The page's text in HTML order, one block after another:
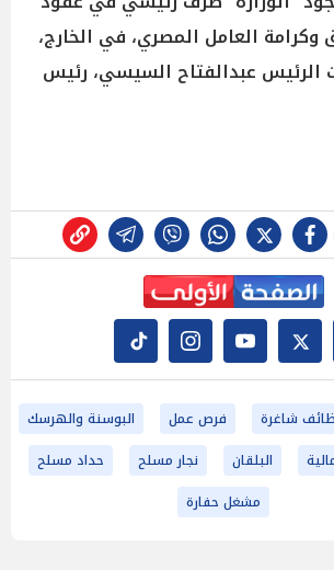
العامل المصري، في الخارج،
الرئيس عبدالفتاح السيسي، رئيس
شاغرة فرص عمل
البوسنة والهرسك
البلقان نجار مسلح
حداد مسلح
مشغل حفارة